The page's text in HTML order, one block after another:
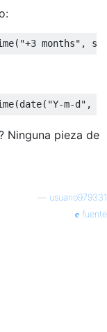
"+3 months"
"Y-m-d" ,
Ninguna pieza de
usuario979331
fuente